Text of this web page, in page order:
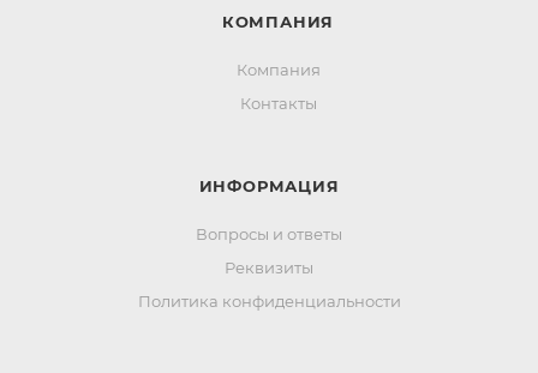
КОМПАНИЯ
Компания
Контакты
ИНФОРМАЦИЯ
Вопросы и ответы
Реквизиты
Политика конфиденциальности